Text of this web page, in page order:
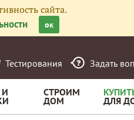
сайта.
ок
Тестирования Задать
И СТРОИМ
ДОМ ДЛЯ